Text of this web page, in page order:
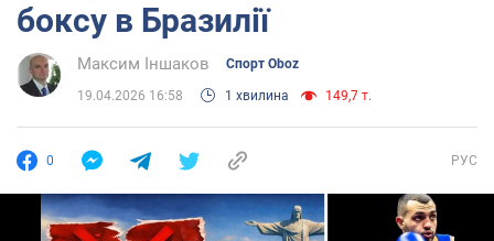
боксу в Бразилії
Максим Іншаков Спорт Oboz
19.04.2026 16:58 1 хвилина 149,7 т.
0 РУС